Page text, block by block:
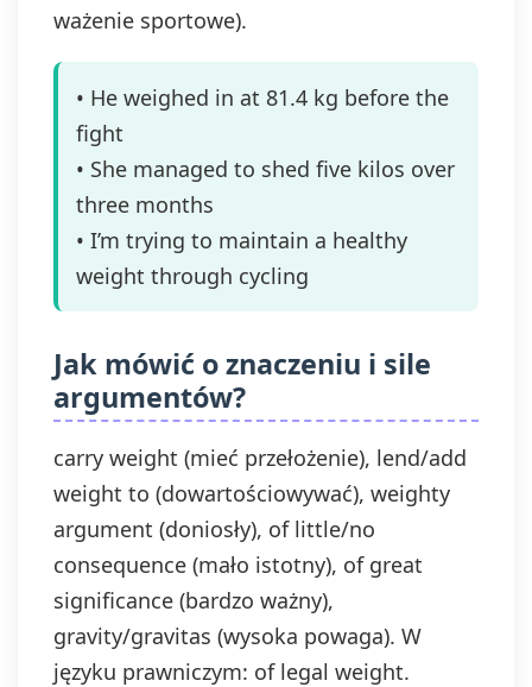
ważenie sportowe).
• He weighed in at 81.4 kg before the
fight
• She managed to shed five kilos over
three months
• I’m trying to maintain a healthy
weight through cycling
Jak mówić o znaczeniu i sile
argumentów?
carry weight (mieć przełożenie), lend/add
weight to (dowartościowywać), weighty
argument (doniosły), of little/no
consequence (mało istotny), of great
significance (bardzo ważny),
gravity/gravitas (wysoka powaga). W
języku prawniczym: of legal weight.